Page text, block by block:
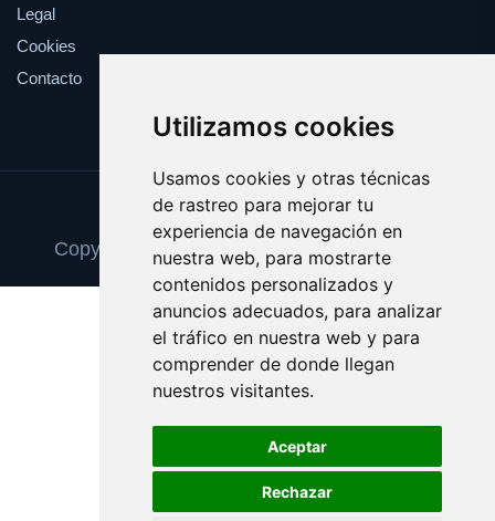
Utilizamos cookies
Usamos cookies y otras técnicas
de rastreo para mejorar tu
experiencia de navegación en
nuestra web, para mostrarte
contenidos personalizados y
anuncios adecuados, para analizar
el tráfico en nuestra web y para
comprender de donde llegan
nuestros visitantes.
Aceptar
Rechazar
Legal
Cookies
Contacto
Update cookies preferences
Copyright © 2025 academiademodelos.com